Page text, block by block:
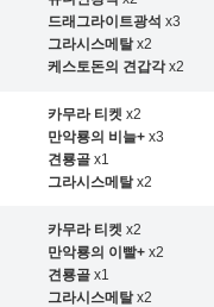
드래그라이트광석 x3
그라시스메탈x2
케스토돈의 견갑각x2
카무라 티켓 x2
만악룡의 비늘+ x3
견룡골 x1
그라시스메탈x2
카무라 티켓 x2
만악룡의 이빨+ x2
견룡골 x1
그라시스메탈x2